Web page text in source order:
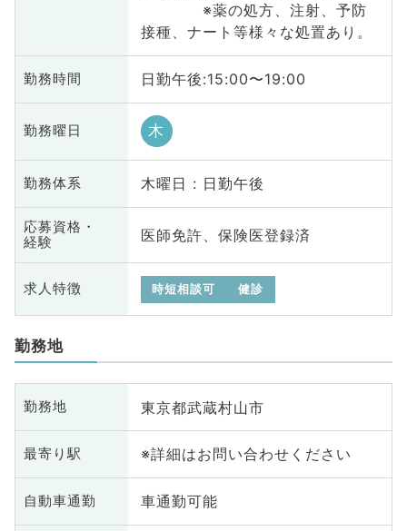
※薬の処方、注射、予防
接種、ナート等様々な処置あり。
勤務時間 日勤午後:15:00〜19:00
勤務曜日 木
勤務体系 木曜日 : 日勤午後
応募資格・
経験
医師免許、保険医登録済
求人特徴 時短相談可 健診
勤務地
勤務地 東京都武蔵村山市
最寄り駅 ※詳細はお問い合わせください
自動車通勤 車通勤可能